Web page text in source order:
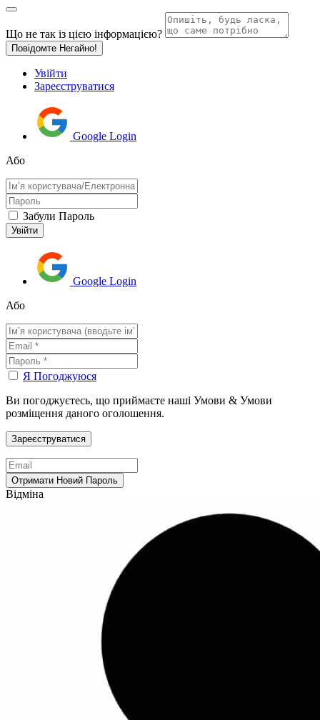
Що не так із цією інформацією?
Повідомте Негайно!
Увійти
Зареєструватися
Google Login
Або
Забули Пароль
Google Login
Або
Я Погоджуюся
Ви погоджуєтесь, що приймаєте наші Умови & Умови
розміщення даного оголошення.
Відміна